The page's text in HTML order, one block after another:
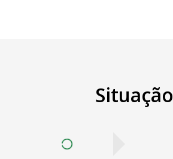
Situação